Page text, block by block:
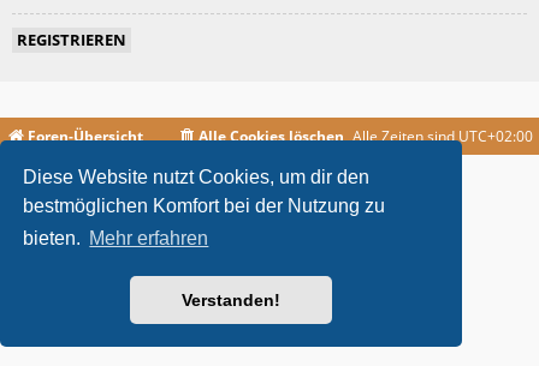
Diese Website nutzt Cookies, um dir den
bestmöglichen Komfort bei der Nutzung zu
bieten. Mehr erfahren
Verstanden!
REGISTRIEREN
Foren-Übersicht Alle Zeiten sindUTC+02:00
Alle Cookies löschen
metrolike style byEric SeguinUpdated for phpBB3.2 by
Powered byphpBB ® Forum Software © phpBB Limited
phpBB.de
Datenschutz